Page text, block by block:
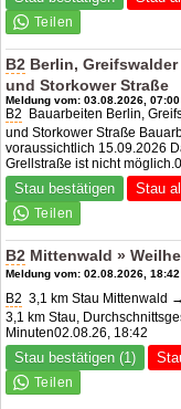
B2 Berlin,
und Storkower Straße
Meldung vom: 03.08.2026,
B2
Bauarbeiten Berlin,
und Storkower Straße
voraussichtlich 15.09.2026
Grellstraße ist nicht
Stau bestätigen Stau
B2 Mittenwald »
Meldung vom: 02.08.2026,
B2 3,1 km Stau Mittenwald
3,1 km Stau,
Minuten02.08.26, 18:42
Stau bestätigen (1)